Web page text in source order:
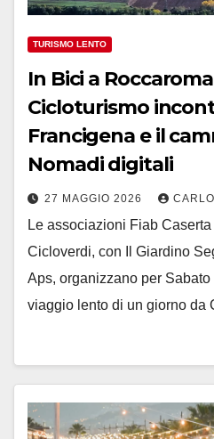
TURISMO LENTO
In Bici a
Cicloturismo
Francigena e il
Nomadi digitali
27 MAGGIO 2026
Le associazioni Fiab
Cicloverdi, con Il Giardino
Aps, organizzano per
viaggio lento di un giorno da